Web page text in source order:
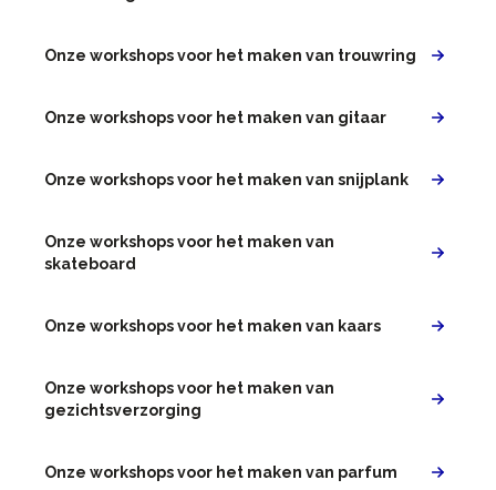
Onze workshops voor het maken van trouwring
Onze workshops voor het maken van gitaar
Onze workshops voor het maken van snijplank
Onze workshops voor het maken van
skateboard
Onze workshops voor het maken van kaars
Onze workshops voor het maken van
gezichtsverzorging
Onze workshops voor het maken van parfum